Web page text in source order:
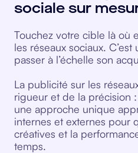
sociale sur
Touchez votre cible là où
les réseaux sociaux.
passer à l’échelle son
La publicité sur les
rigueur et de la précision
une approche unique
internes et externes pour
créatives et la
temps.